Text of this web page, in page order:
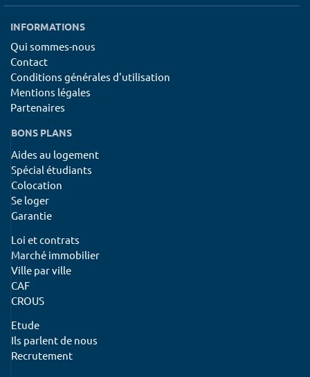
INFORMATIONS
Qui sommes-nous
Contact
Conditions générales d'utilisation
Mentions légales
Partenaires
BONS PLANS
Aides au logement
Spécial étudiants
Colocation
Se loger
Garantie
Loi et contrats
Marché immobilier
Ville par ville
CAF
CROUS
Etude
Ils parlent de nous
Recrutement